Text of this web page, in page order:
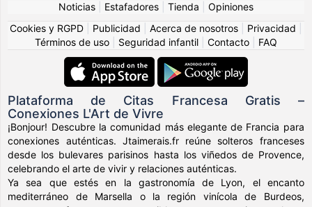
Noticias Estafadores Tienda
Opiniones
Cookies y RGPD
Publicidad Acerca de nosotros Privacidad
Términos de uso
Seguridad infantil Contacto FAQ
Plataforma de Citas Francesa Gratis –
Conexiones L'Art de Vivre
¡Bonjour! Descubre la comunidad más elegante de Francia para
conexiones auténticas. Jtaimerais.fr reúne solteros franceses
desde los bulevares parisinos hasta los viñedos de Provence,
celebrando el arte de vivir y relaciones auténticas.
Ya sea que estés en la gastronomía de Lyon, el encanto
mediterráneo de Marsella o la región vinícola de Burdeos,